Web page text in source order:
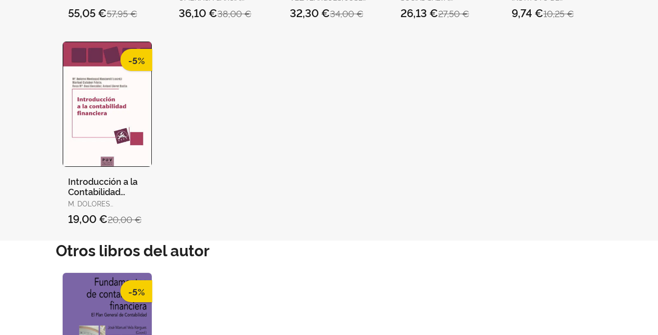
LIZARRAGA DALLO,
CANO RODRÍGUEZ,
MANUEL
57,95 €
55,05 € 38,00 €
36,10 € 34,00 €
32,30 €
ROSELLÓ, PATRICIA /
27,50 €
26,13 €
Empresas 3. ª
AUDITORÍA DE10,25 €
9,74 €
-5%
Introducción a la
Contabilidad
Financiera
M. DOLORES
MASCARELL,20,00 €
19,00 €
Otros libros del autor
-5%